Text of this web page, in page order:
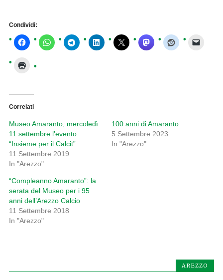
Condividi:
Correlati
Museo Amaranto, mercoledì
11 settembre l’evento
“Insieme per il Calcit”
11 Settembre 2019
In "Arezzo"
100 anni di Amaranto
5 Settembre 2023
In "Arezzo"
“Compleanno Amaranto”: la
serata del Museo per i 95
anni dell’Arezzo Calcio
11 Settembre 2018
In "Arezzo"
AREZZO